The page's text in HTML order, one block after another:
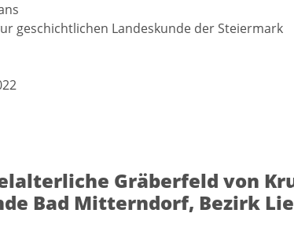
geschichtlichen Landeskunde der Steiermark
Gräberfeld von
Bad Mitterndorf, Bezirk